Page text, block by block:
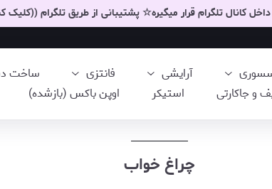
کانال تلگرام قرار میگیره☆ پشتیبانی از طریق تلگرام ((کلیک
آرایشی فانتزی
ساخت
و جاکارتی استیکر اوپن باکس (بازشده)
چراغ خواب